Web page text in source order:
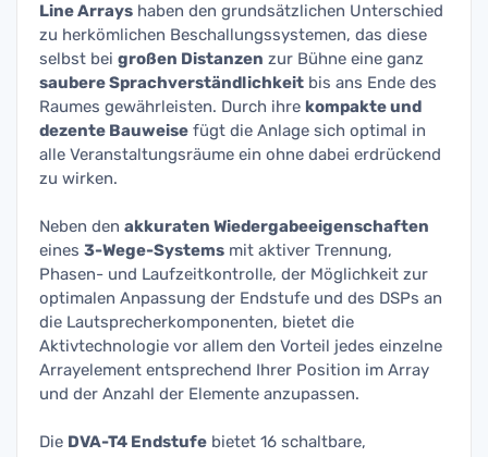
Line Arrays haben den grundsätzlichen Unterschied
zu herkömlichen Beschallungssystemen, das diese
selbst bei großen Distanzen zur Bühne eine ganz
saubere Sprachverständlichkeit bis ans Ende des
Raumes gewährleisten. Durch ihre kompakte und
dezente Bauweise fügt die Anlage sich optimal in
alle Veranstaltungsräume ein ohne dabei erdrückend
zu wirken.
Neben den akkuraten Wiedergabeeigenschaften
eines 3-Wege-Systems mit aktiver Trennung,
Phasen- und Laufzeitkontrolle, der Möglichkeit zur
optimalen Anpassung der Endstufe und des DSPs an
die Lautsprecherkomponenten, bietet die
Aktivtechnologie vor allem den Vorteil jedes einzelne
Arrayelement entsprechend Ihrer Position im Array
und der Anzahl der Elemente anzupassen.
Die DVA-T4 Endstufe bietet 16 schaltbare,